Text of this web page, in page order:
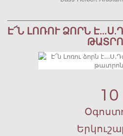
Է՜Ն ԼՈՌՈՒ ՁՈՐՆ
10